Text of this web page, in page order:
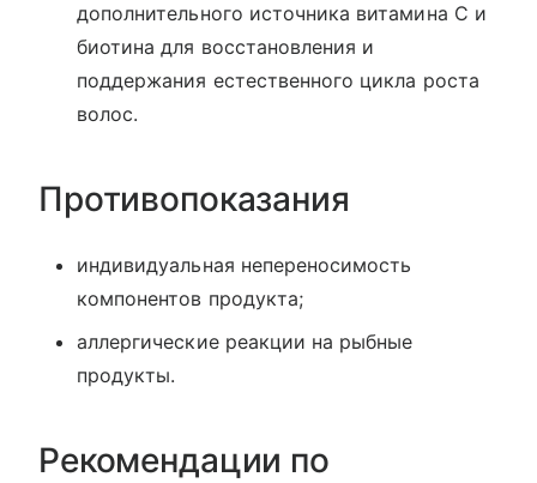
дополнительного источника витамина С и
биотина для восстановления и
поддержания естественного цикла роста
волос.
Противопоказания
индивидуальная непереносимость
компонентов продукта;
аллергические реакции на рыбные
продукты.
Рекомендации по